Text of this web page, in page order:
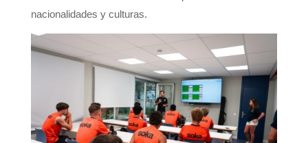
nacionalidades y culturas.